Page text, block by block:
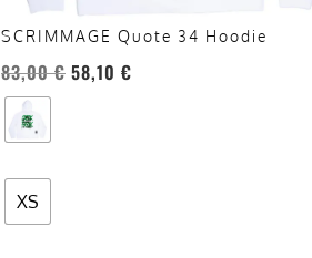
SCRIMMAGE Quote 34 Hoodie
83,00€ 58,10 €
XS
pagina
del
prodotto